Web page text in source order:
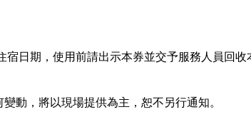
日期，使用前請出示本券並交予服務人員回收
動，將以現場提供為主，恕不另行通知。